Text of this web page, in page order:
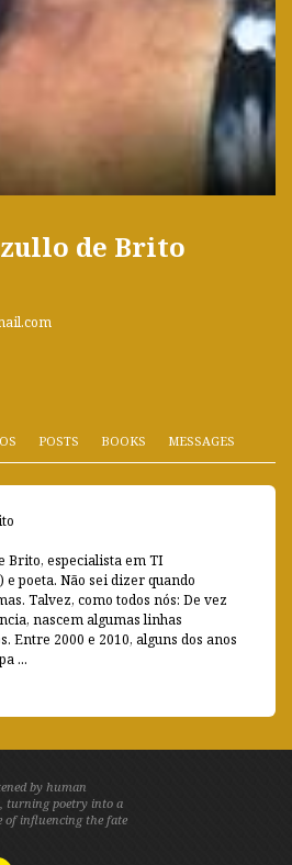
de Brito
POSTS BOOKS MESSAGES
Brito, especialista em TI
poeta. Não sei dizer quando
Talvez, como todos nós: De vez
nascem algumas linhas
Entre 2000 e 2010, alguns dos anos
...
by human
turning poetry into a
of influencing the fate